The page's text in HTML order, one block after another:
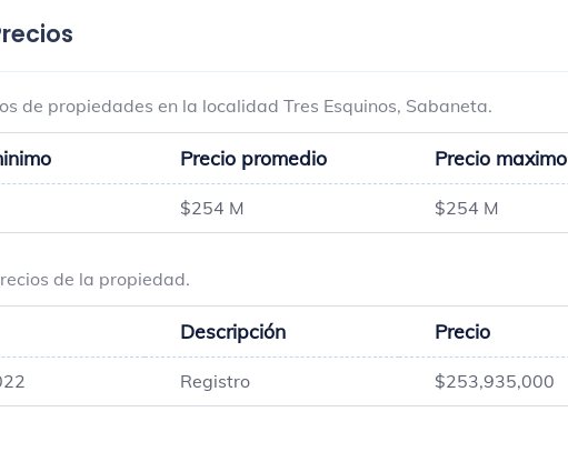
de propiedades en la localidad Tres Esquinos, Sabaneta.
Precio promedio Precio maximo
$254 M $254 M
de la propiedad.
Descripción Precio
Registro $253,935,000